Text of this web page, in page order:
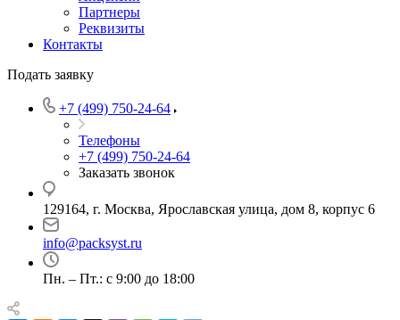
Партнеры
Реквизиты
Контакты
Подать заявку
+7 (499) 750-24-64
Телефоны
+7 (499) 750-24-64
Заказать звонок
129164, г. Москва, Ярославская улица, дом 8, корпус 6
info@packsyst.ru
Пн. – Пт.: с 9:00 до 18:00